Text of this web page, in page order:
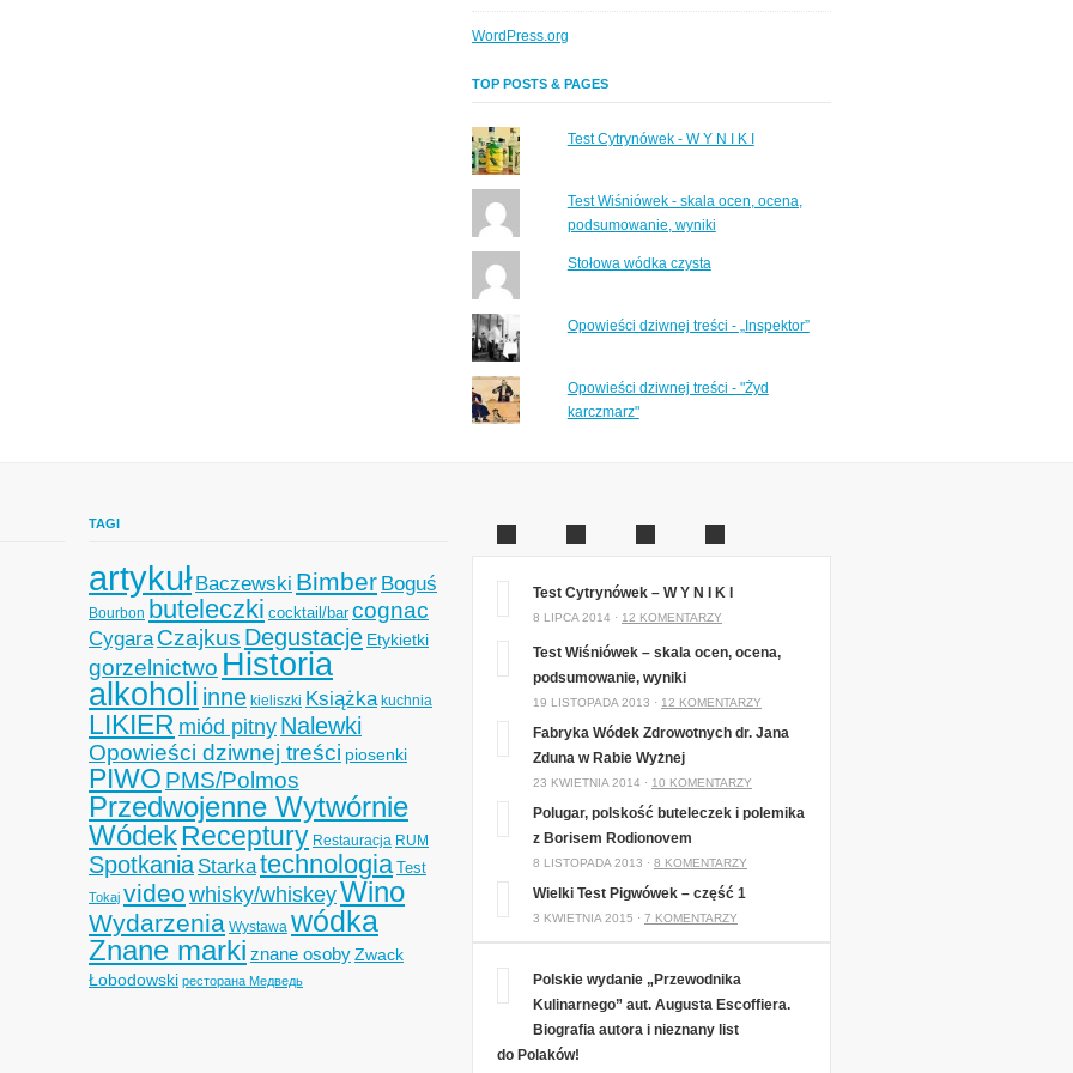
WordPress.org
TOP POSTS & PAGES
Test Cytrynówek - W Y N I K I
Test Wiśniówek - skala ocen, ocena,
podsumowanie, wyniki
Stołowa wódka czysta
Opowieści dziwnej treści - „Inspektor”
Opowieści dziwnej treści - "Żyd
karczmarz"
TAGI
artykuł Baczewski Bimber Boguś
Bourbon buteleczki cocktail/bar cognac
Cygara Czajkus Degustacje Etykietki
gorzelnictwo Historia
alkoholi inne kieliszki Książka kuchnia
LIKIER miód pitny Nalewki
Opowieści dziwnej treści piosenki
PIWO PMS/Polmos
Przedwojenne Wytwórnie
WódekReceptury Restauracja RUM
Spotkania Starkatechnologia Test
Tokaj videowhisky/whiskeyWino
Wydarzenia Wystawa wódka
Znane marki znane osobyZwack
Łobodowski ресторана Медведь
Test Cytrynówek – W Y N I K I
8 LIPCA 2014 · 12 KOMENTARZY
Test Wiśniówek – skala ocen, ocena,
podsumowanie, wyniki
19 LISTOPADA 2013 · 12 KOMENTARZY
Fabryka Wódek Zdrowotnych dr. Jana
Zduna w Rabie Wyżnej
23 KWIETNIA 2014 · 10 KOMENTARZY
Polugar, polskość buteleczek i polemika
z Borisem Rodionovem
8 LISTOPADA 2013 · 8 KOMENTARZY
Wielki Test Pigwówek – część 1
3 KWIETNIA 2015 · 7 KOMENTARZY
Polskie wydanie „Przewodnika
Kulinarnego” aut. Augusta Escoffiera.
Biografia autora i nieznany list
do Polaków!